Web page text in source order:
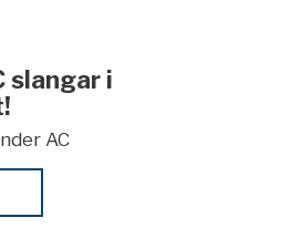
slangar i
AC